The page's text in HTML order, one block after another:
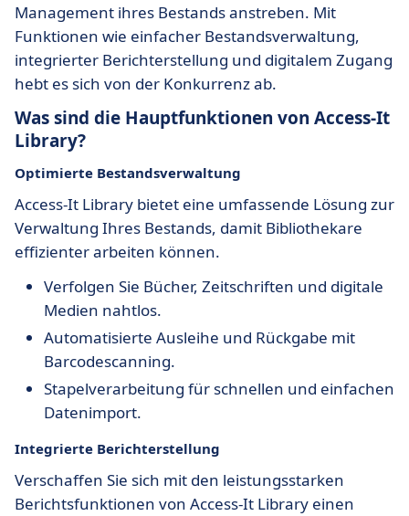
Management ihres Bestands anstreben. Mit
Funktionen wie einfacher Bestandsverwaltung,
integrierter Berichterstellung und digitalem Zugang
hebt es sich von der Konkurrenz ab.
Was sind die Hauptfunktionen von Access-It
Library?
Optimierte Bestandsverwaltung
Access-It Library bietet eine umfassende Lösung zur
Verwaltung Ihres Bestands, damit Bibliothekare
effizienter arbeiten können.
Verfolgen Sie Bücher, Zeitschriften und digitale
Medien nahtlos.
Automatisierte Ausleihe und Rückgabe mit
Barcodescanning.
Stapelverarbeitung für schnellen und einfachen
Datenimport.
Integrierte Berichterstellung
Verschaffen Sie sich mit den leistungsstarken
Berichtsfunktionen von Access-It Library einen